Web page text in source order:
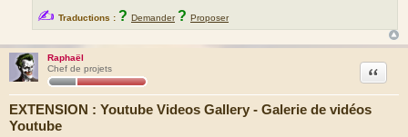
✍ Traductions : ? Demander ? Proposer
Raphaël
Chef de projets
EXTENSION : Youtube Videos Gallery - Galerie de vidéos
Youtube
Citation